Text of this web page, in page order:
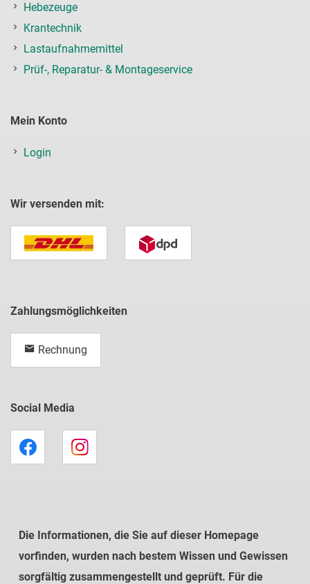
Hebezeuge
Krantechnik
Lastaufnahmemittel
Prüf-, Reparatur- & Montageservice
Mein Konto
Login
Wir versenden mit:
Zahlungsmöglichkeiten
Rechnung
Social Media
Die Informationen, die Sie auf dieser Homepage
vorfinden, wurden nach bestem Wissen und Gewissen
sorgfältig zusammengestellt und geprüft. Für die